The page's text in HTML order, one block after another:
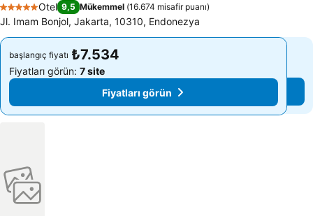
5 Yıldız
Otel 9,5 Mükemmel (16.674 misafir puanı)
Jl. Imam Bonjol, Jakarta, 10310, Endonezya
başlangıç fiyatı ₺7.534
Fiyatları görün: 7 site
Fiyatları görün
başlangıç fiyatı ₺7.534
Fiyatları görün: 7 site
Fiyatları görün